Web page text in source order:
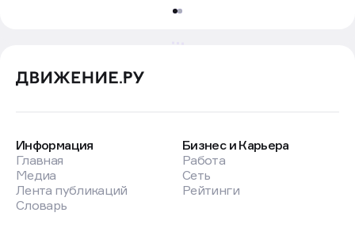
Информация
Главная
Медиа
Лента публикаций
Словарь
Бизнес и Карьера
Работа
Сеть
Рейтинги